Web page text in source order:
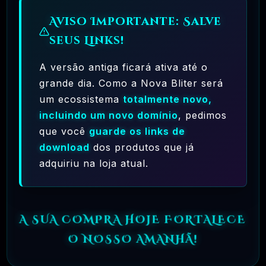
(criadores do Projeto GNU e criadores da
Licença Pública Geral GNU) pretende
significar “livre como em liberdade” e não
no sentido de «Sem custo» (que é
geralmente referido como «grátis como na
cerveja grátis» ou grátis). O software livre,
neste sentido, é um software que você está
livre para usar, copiar, modificar,
redistribuir, sem limite. Compare isso com
permissão para carregar o software em um
único computador, não pode fazer cópias e
Aviso Importante: Salve
seus Links!
A versão antiga ficará ativa até o
grande dia. Como a Nova Bliter será
um ecossistema totalmente novo,
incluindo um novo domínio, pedimos
que você guarde os links de
download dos produtos que já
adquiriu na loja atual.
A SUA COMPRA HOJE FORTALECE
O NOSSO AMANHÃ!